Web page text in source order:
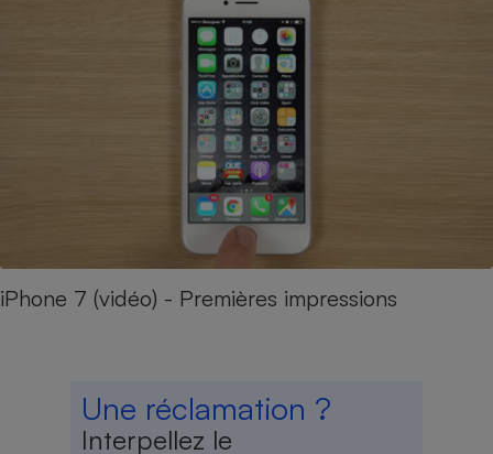
iPhone 7 (vidéo) - Premières impressions
Une réclamation ?
Interpellez le